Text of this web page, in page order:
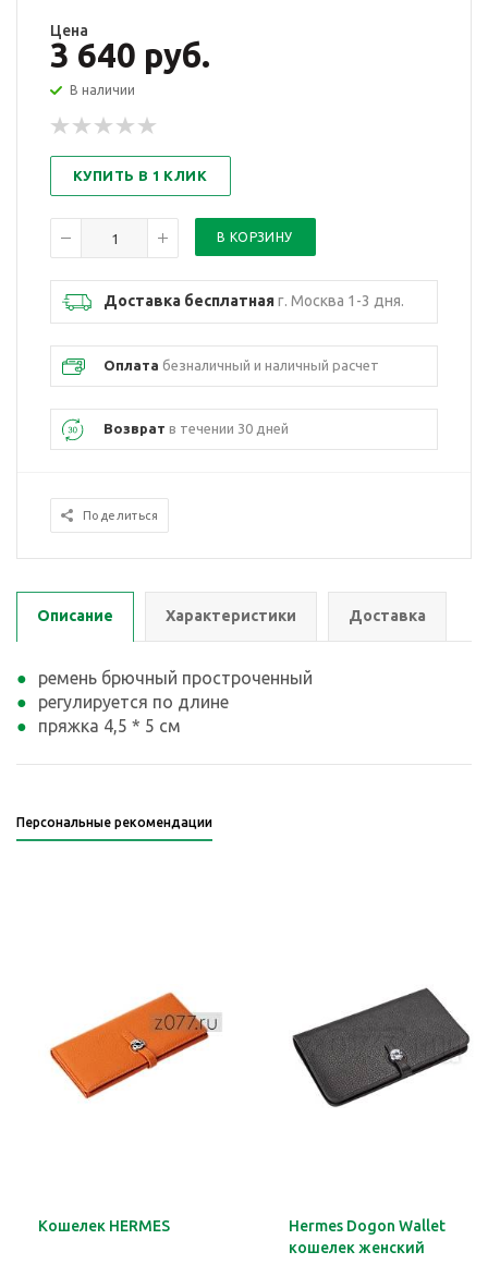
Цена
3 640 руб.
В наличии
КУПИТЬ В 1 КЛИК
Доставка бесплатнаяг. Москва 1-3 дня.
Оплата безналичный и наличный расчет
Возврат в течении 30 дней
Поделиться
Описание Характеристики Доставка
ремень брючный простроченный
регулируется по длине
пряжка 4,5 * 5 см
Персональные рекомендации
Кошелек HERMES
Hermes Dogon Wallet
кошелек женский